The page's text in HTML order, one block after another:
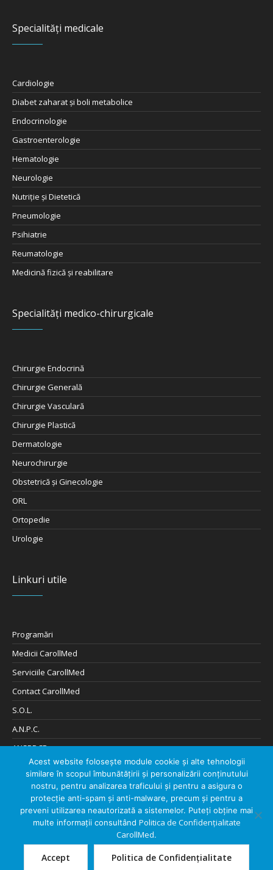
Specialități medicale
Cardiologie
Diabet zaharat şi boli metabolice
Endocrinologie
Gastroenterologie
Hematologie
Neurologie
Nutriţie şi Dietetică
Pneumologie
Psihiatrie
Reumatologie
Medicină fizică și reabilitare
Specialități medico-chirurgicale
Chirurgie Endocrină
Chirurgie Generală
Chirurgie Vasculară
Chirurgie Plastică
Dermatologie
Neurochirurgie
Obstetrică şi Ginecologie
ORL
Ortopedie
Urologie
Linkuri utile
Programări
Medicii CarollMed
Serviciile CarollMed
Contact CarollMed
S.O.L.
A.N.P.C.
ANSPDCP
Cookies și Confidențialitate
Digitalizare de: 404Solutions
Despre CarollMed Contact CarollMed
Acest website folosește module cookie și alte tehnologii
similare în scopul îmbunătățirii și personalizării conținutului
nostru, pentru analizarea traficului și pentru a asigura o
protecție anti-spam și anti-malware, precum și pentru a
preveni utilizarea neautorizată a sistemelor. Puteți obține mai
multe informații consultând Politica de Confidențialitate
CarollMed.
Accept Politica de Confidențialitate